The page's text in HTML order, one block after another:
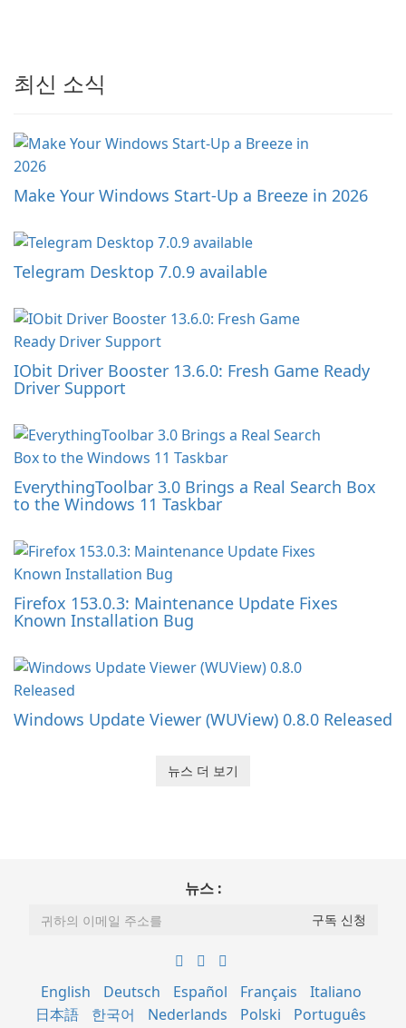
최신 소식
Make Your Windows Start-Up a Breeze in 2026
Telegram Desktop 7.0.9 available
IObit Driver Booster 13.6.0: Fresh Game Ready
Driver Support
EverythingToolbar 3.0 Brings a Real Search Box
to the Windows 11 Taskbar
Firefox 153.0.3: Maintenance Update Fixes
Known Installation Bug
Windows Update Viewer (WUView) 0.8.0 Released
뉴스 더 보기
뉴스 :
English Deutsch Español Français
Italiano
日本語
한국어 Nederlands Polski
Português